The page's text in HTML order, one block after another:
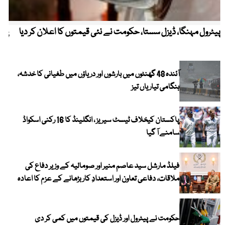
پیٹرول مہنگا، ڈیزل سستا، حکومت نے نئی قیمتوں کا اعلان کر دیا
آئندہ 48 گھنٹوں میں بارشوں اور دریاؤں میں طغیانی کا خدشہ،
ہنگامی تیاریاں تیز
پاکستان کیخلاف ٹیسٹ سیریز ، انگلینڈ کا 16 رکنی اسکواڈ
سامنے آ گیا
فیلڈ مارشل سید عاصم منیر اور صومالیہ کے وزیر دفاع کی
ملاقات، دفاعی تعاون اور استعدادِ کار بڑھانے کے عزم کا اعادہ
حکومت نے پیٹرول اور ڈیزل کی قیمتوں میں کمی کر دی